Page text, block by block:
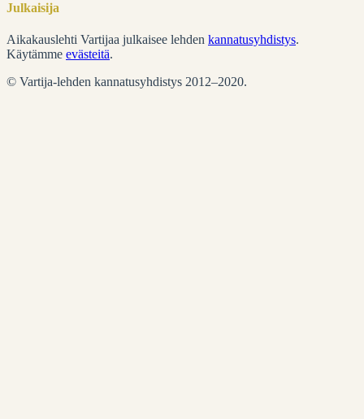
Julkaisija
Aikakauslehti Vartijaa julkaisee lehden kannatusyhdistys.
Käytämme evästeitä.
© Vartija-lehden kannatusyhdistys 2012–2020.